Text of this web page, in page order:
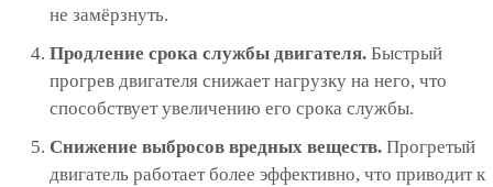
не замёрзнуть.
Продление срока службы двигателя. Быстрый
прогрев двигателя снижает нагрузку на него, что
способствует увеличению его срока службы.
Снижение выбросов вредных веществ. Прогретый
двигатель работает более эффективно, что приводит к